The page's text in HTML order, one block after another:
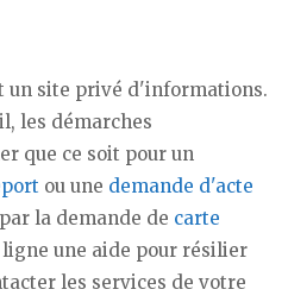
un site privé d'informations.
les démarches
que ce soit pour un
ou une demande d'acte
la demande de carte
ligne une aide pour résilier
les services de votre